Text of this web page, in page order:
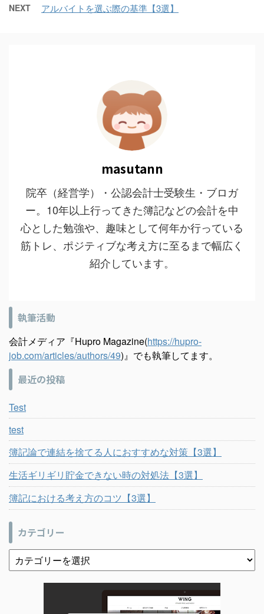
NEXT アルバイトを選ぶ際の基準【3選】
masutann
院卒（経営学）・公認会計士受験生・ブロガ
ー。10年以上行ってきた簿記などの会計を中
心とした勉強や、趣味として何年か行っている
筋トレ、ポジティブな考え方に至るまで幅広く
紹介しています。
執筆活動
会計メディア『Hupro Magazine(https://hupro-
job.com/articles/authors/49)』でも執筆してます。
最近の投稿
Test
test
簿記論で連結を捨てる人におすすめな対策【3選】
生活ギリギリ貯金できない時の対処法【3選】
簿記における考え方のコツ【3選】
カテゴリー